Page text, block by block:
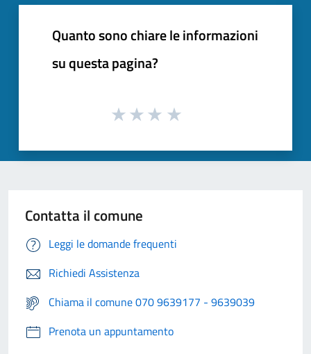
Quanto sono chiare le informazioni
su questa pagina?
Contatta il comune
Leggi le domande frequenti
Richiedi Assistenza
Chiama il comune 070 9639177 - 9639039
Prenota un appuntamento